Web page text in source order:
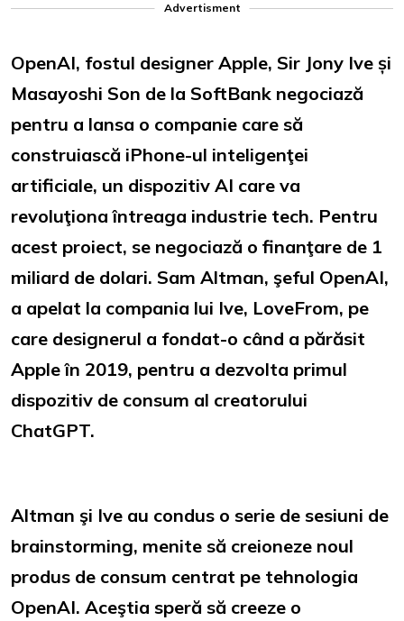
Advertisment
OpenAI, fostul designer Apple, Sir Jony Ive și
Masayoshi Son de la SoftBank negociază
pentru a lansa o companie care să
construiască iPhone-ul inteligenţei
artificiale, un dispozitiv AI care va
revoluţiona întreaga industrie tech. Pentru
acest proiect, se negociază o finanţare de 1
miliard de dolari. Sam Altman, şeful OpenAI,
a apelat la compania lui Ive, LoveFrom, pe
care designerul a fondat-o când a părăsit
Apple în 2019, pentru a dezvolta primul
dispozitiv de consum al creatorului
ChatGPT.
Altman şi Ive au condus o serie de sesiuni de
brainstorming, menite să creioneze noul
produs de consum centrat pe tehnologia
OpenAI. Aceştia speră să creeze o